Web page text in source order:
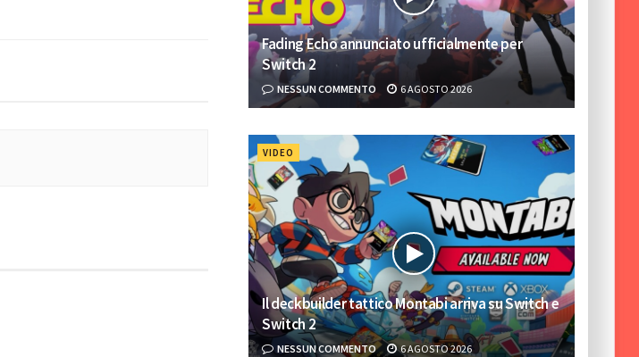
Fading Echo annunciato ufficialmente per
Switch 2
NESSUN COMMENTO 6 AGOSTO 2026
VIDEO
Il deckbuilder tattico Montabi arriva su Switch e
Switch 2
NESSUN COMMENTO 6 AGOSTO 2026